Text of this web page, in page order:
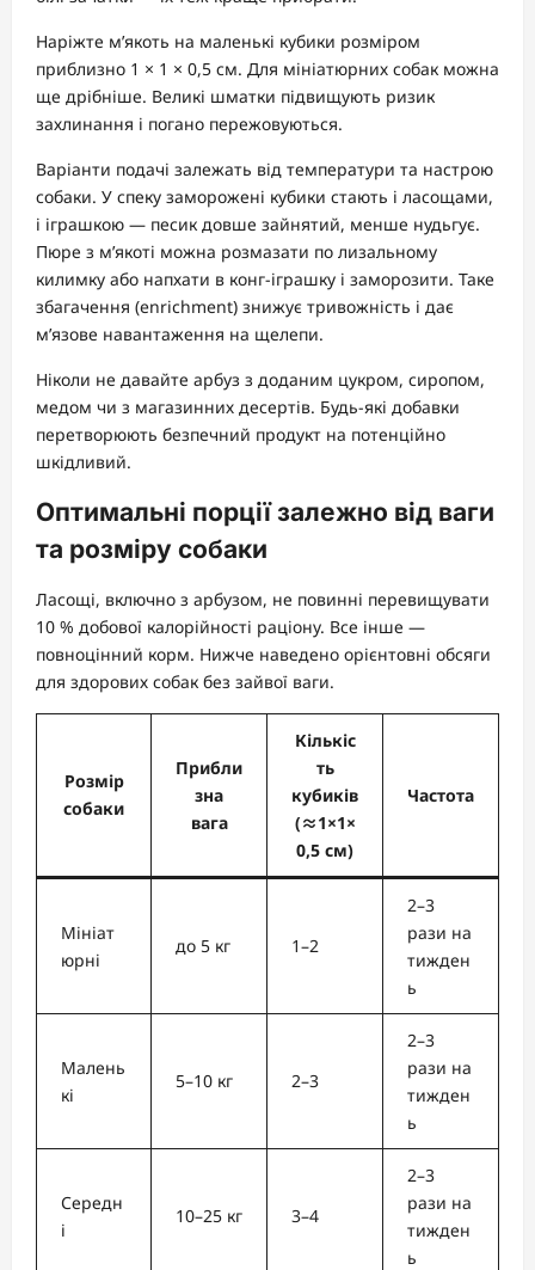
Наріжте м’якоть на маленькі кубики розміром
приблизно 1 × 1 × 0,5 см. Для мініатюрних собак можна
ще дрібніше. Великі шматки підвищують ризик
захлинання і погано пережовуються.
Варіанти подачі залежать від температури та настрою
собаки. У спеку заморожені кубики стають і ласощами,
і іграшкою — песик довше зайнятий, менше нудьгує.
Пюре з м’якоті можна розмазати по лизальному
килимку або напхати в конг-іграшку і заморозити. Таке
збагачення (enrichment) знижує тривожність і дає
м’язове навантаження на щелепи.
Ніколи не давайте арбуз з доданим цукром, сиропом,
медом чи з магазинних десертів. Будь-які добавки
перетворюють безпечний продукт на потенційно
шкідливий.
Оптимальні порції залежно від ваги
та розміру собаки
Ласощі, включно з арбузом, не повинні перевищувати
10 % добової калорійності раціону. Все інше —
повноцінний корм. Нижче наведено орієнтовні обсяги
для здорових собак без зайвої ваги.
Розмір
собаки
Прибли
зна
вага
Кількіс
ть
кубиків
(≈1×1×
0,5 см)
Частота
Мініат
юрні
до 5 кг 1–2
2–3
рази на
тижден
ь
Малень
кі
5–10 кг 2–3
2–3
рази на
тижден
ь
Середн
і
10–25 кг 3–4
2–3
рази на
тижден
ь